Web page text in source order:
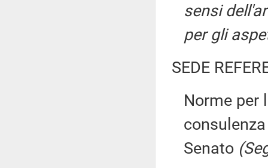
sensi
per gli
SEDE
Norme per
Senato